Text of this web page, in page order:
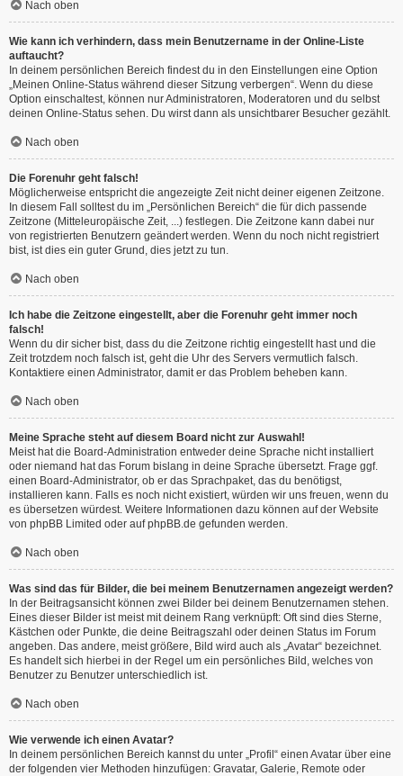
Nach oben
Wie kann ich verhindern, dass mein Benutzername in der Online-Liste
auftaucht?
In deinem persönlichen Bereich findest du in den Einstellungen eine Option
„Meinen Online-Status während dieser Sitzung verbergen“. Wenn du diese
Option einschaltest, können nur Administratoren, Moderatoren und du selbst
deinen Online-Status sehen. Du wirst dann als unsichtbarer Besucher gezählt.
Nach oben
Die Forenuhr geht falsch!
Möglicherweise entspricht die angezeigte Zeit nicht deiner eigenen Zeitzone.
In diesem Fall solltest du im „Persönlichen Bereich“ die für dich passende
Zeitzone (Mitteleuropäische Zeit, ...) festlegen. Die Zeitzone kann dabei nur
von registrierten Benutzern geändert werden. Wenn du noch nicht registriert
bist, ist dies ein guter Grund, dies jetzt zu tun.
Nach oben
Ich habe die Zeitzone eingestellt, aber die Forenuhr geht immer noch
falsch!
Wenn du dir sicher bist, dass du die Zeitzone richtig eingestellt hast und die
Zeit trotzdem noch falsch ist, geht die Uhr des Servers vermutlich falsch.
Kontaktiere einen Administrator, damit er das Problem beheben kann.
Nach oben
Meine Sprache steht auf diesem Board nicht zur Auswahl!
Meist hat die Board-Administration entweder deine Sprache nicht installiert
oder niemand hat das Forum bislang in deine Sprache übersetzt. Frage ggf.
einen Board-Administrator, ob er das Sprachpaket, das du benötigst,
installieren kann. Falls es noch nicht existiert, würden wir uns freuen, wenn du
es übersetzen würdest. Weitere Informationen dazu können auf der Website
von phpBB Limited oder aufphpBB.de gefunden werden.
Nach oben
Was sind das für Bilder, die bei meinem Benutzernamen angezeigt werden?
In der Beitragsansicht können zwei Bilder bei deinem Benutzernamen stehen.
Eines dieser Bilder ist meist mit deinem Rang verknüpft: Oft sind dies Sterne,
Kästchen oder Punkte, die deine Beitragszahl oder deinen Status im Forum
angeben. Das andere, meist größere, Bild wird auch als „Avatar“ bezeichnet.
Es handelt sich hierbei in der Regel um ein persönliches Bild, welches von
Benutzer zu Benutzer unterschiedlich ist.
Nach oben
Wie verwende ich einen Avatar?
In deinem persönlichen Bereich kannst du unter „Profil“ einen Avatar über eine
der folgenden vier Methoden hinzufügen: Gravatar, Galerie, Remote oder